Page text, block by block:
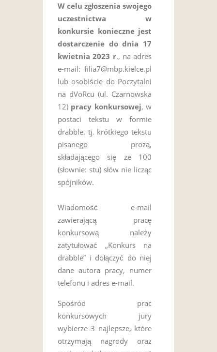
W celu zgłoszenia swojego
uczestnictwa w
konkursie konieczne jest
dostarczenie do dnia 17
kwietnia 2023 r., na adres
e-mail: filia7@mbp.kielce.pl
lub osobiście do Poczytalni
na dVoRcu (ul. Czarnowska
12) pracy konkursowej, w
postaci tekstu w formie
drabble. tj. krótkiego tekstu
pisanego prozą,
składającego się ze 100
(słownie: stu) słów nie licząc
spójników.
Wiadomość e-mail
zawierającą pracę
konkursową należy
zatytułować „Konkurs na
drabble” i dołączyć do niej
dane autora pracy, numer
telefonu i adres e-mail.
Spośród prac
konkursowych jury
wybierze 3 najlepsze, które
otrzymają nagrody oraz